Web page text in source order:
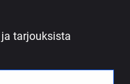
tarjouksista